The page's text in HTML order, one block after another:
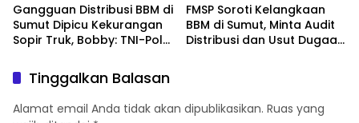
Gangguan Distribusi BBM di
Sumut Dipicu Kekurangan
Sopir Truk, Bobby: TNI-Polri
FMSP Soroti Kelangkaan
BBM di Sumut, Minta Audit
Distribusi dan Usut Dugaan
Tinggalkan Balasan
Alamat email Anda tidak akan dipublikasikan. Ruas yang